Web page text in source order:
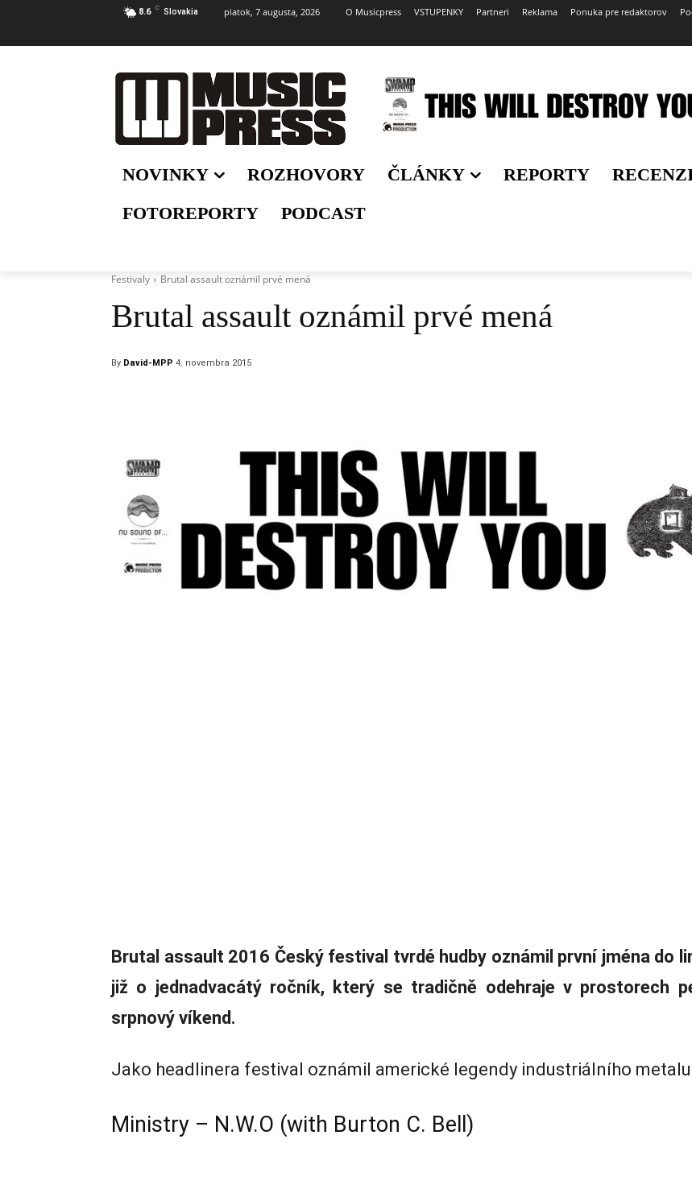
8.6 C Slovakia piatok, 7 augusta, 2026 O Musicpress VSTUPENKY Partneri Reklama Ponuka pre redaktorov
NOVINKY ROZHOVORY ČLÁNKY REPORTY
FOTOREPORTY
PODCAST
Festivaly Brutal assault oznámil prvé mená
Brutal assault oznámil prvé mená
By David-MPP 4. novembra 2015
Brutal assault 2016 Český festival tvrdé hudby oznámil první jména do
již o jednadvacátý ročník, který se tradičně odehraje v prostorech
srpnový víkend.
Jako headlinera festival oznámil americké legendy industriálního
Ministry – N.W.O (with Burton C. Bell)